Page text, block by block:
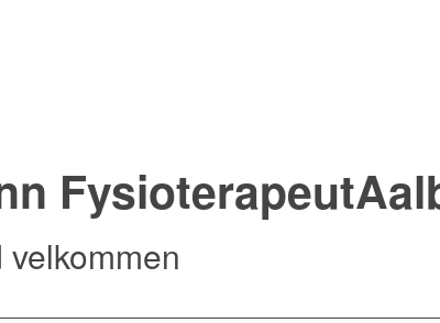
Fysioterapeut